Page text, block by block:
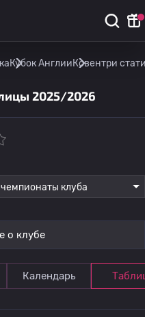
Кубок АнглииКовентри
2025/2026
клуба
о клубе
Календарь